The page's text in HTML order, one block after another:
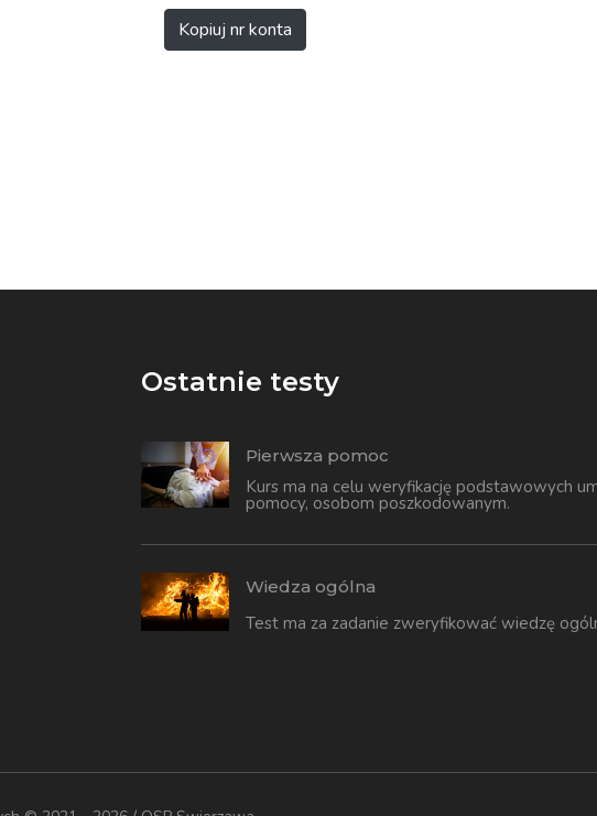
Kopiuj nr konta
Ostatnie testy
Pierwsza pomoc
Kurs ma na celu weryfikację podstawowych
pomocy, osobom poszkodowanym.
Wiedza ogólna
Test ma za zadanie zweryfikować wiedzę